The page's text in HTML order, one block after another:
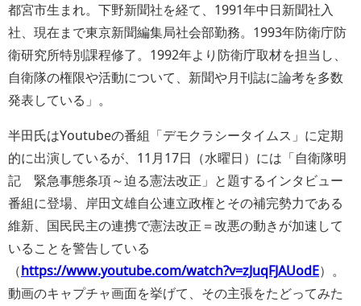
都宮市生まれ。下野新聞社を経て、1991年中日新聞社入
社、現在まで東京新聞編集局社会部勤務。1993年防衛庁防
衛研究所特別課程修了。1992年より防衛庁取材を担当し、
自衛隊の権限や活動について、新聞や月刊誌に論考を多数
発表している
。
半田氏はYoutubeの番組「デモクラシータイムス」に定期
的に出演しているが、11月17日（水曜日）には「自衛隊明
記 緊急事態条項～迫る憲法改正」と題するインタビュー
番組に登場、岸田文雄自公連立政権とその補完勢力である
維新、国民民主の連携で憲法改正＝改悪の動きが加速して
いることを警告している
（https://www.youtube.com/watch?v=zJuqFJAUodE）。
動画のキャプチャ画面を挙げて、その主張をたどってみた